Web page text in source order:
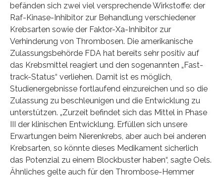
befänden sich zwei viel versprechende Wirkstoffe: der
Raf-Kinase-Inhibitor zur Behandlung verschiedener
Krebsarten sowie der Faktor-Xa-Inhibitor zur
Verhinderung von Thrombosen. Die amerikanische
Zulassungsbehörde FDA hat bereits sehr positiv auf
das Krebsmittel reagiert und den sogenannten „Fast-
track-Status“ verliehen. Damit ist es möglich,
Studienergebnisse fortlaufend einzureichen und so die
Zulassung zu beschleunigen und die Entwicklung zu
unterstützen. „Zurzeit befindet sich das Mittel in Phase
III der klinischen Entwicklung. Erfüllen sich unsere
Erwartungen beim Nierenkrebs, aber auch bei anderen
Krebsarten, so könnte dieses Medikament sicherlich
das Potenzial zu einem Blockbuster haben“, sagte Oels.
Ähnliches gelte auch für den Thrombose-Hemmer